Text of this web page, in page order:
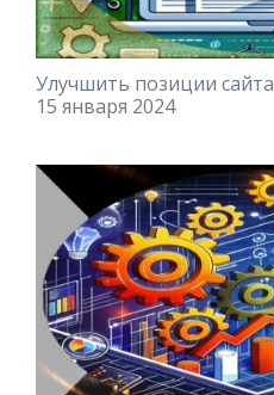
Улучшить позиции сайта
15 января 2024